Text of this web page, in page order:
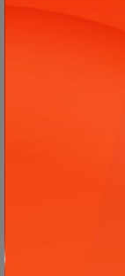
Chính vì vậy,